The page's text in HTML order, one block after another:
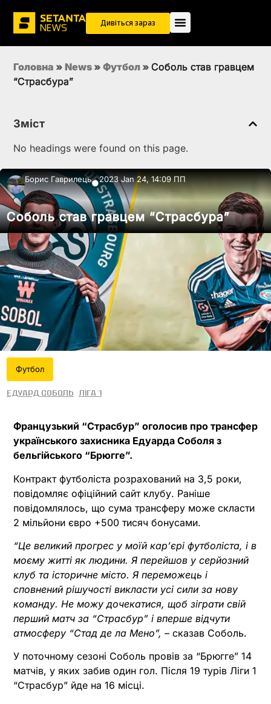
Дивіться зараз
Головна » News » Футбол » Соболь став гравцем
“Страсбура”
Зміст
No headings were found on this page.
Борис Гаврилець●2023 Jan 24, 14:09 ПП
Соболь став гравцем “Страсбура”
Футбол
Едуард Соболь Ліга 1
Французький “Страсбур” оголосив про трансфер
українського захисника Едуарда Соболя з
бельгійського “Брюгге”.
Контракт футболіста розрахований на 3,5 роки,
повідомляє офіційний сайт клубу. Раніше
повідомлялось, що сума трансферу може скласти
2 мільйони євро +500 тисяч бонусами.
“Це великий прогрес у моїй кар’єрі футболіста, і в
моєму житті як людини. Я перейшов у серйозний
клуб та історичне місто. Я переможець і
сповнений рішучості викласти усі сили за нову
команду. Не можу дочекатися, щоб зіграти свій
перший матч за “Страсбур” і вперше відчути
атмосферу “Стад де ла Мено”, – сказав Соболь.
У поточному сезоні Соболь провів за “Брюгге” 14
матчів, у яких забив один гол. Після 19 турів Ліги 1
“Страсбур” йде на 16 місці.